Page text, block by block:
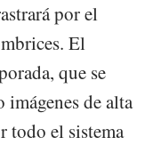
por el
El
que se
de alta
todo el sistema